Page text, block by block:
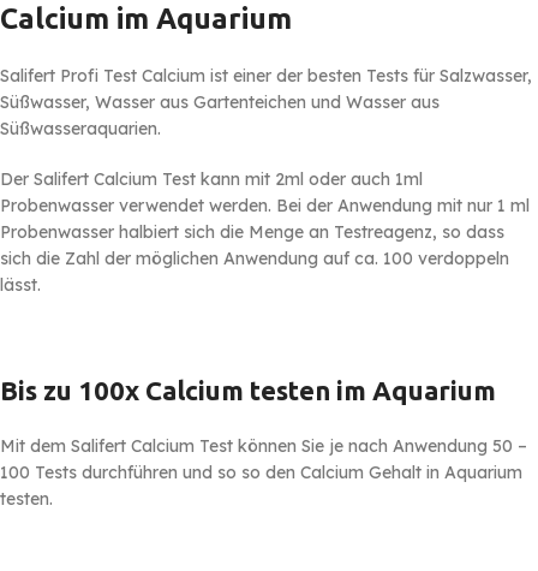
Calcium im Aquarium
Salifert Profi Test Calcium ist einer der besten Tests für Salzwasser,
Süßwasser, Wasser aus Gartenteichen und Wasser aus
Süßwasseraquarien.
Der Salifert Calcium Test kann mit 2ml oder auch 1ml
Probenwasser verwendet werden. Bei der Anwendung mit nur 1 ml
Probenwasser halbiert sich die Menge an Testreagenz, so dass
sich die Zahl der möglichen Anwendung auf ca. 100 verdoppeln
lässt.
Bis zu 100x Calcium testen im Aquarium
Mit dem Salifert Calcium Test können Sie je nach Anwendung 50 –
100 Tests durchführen und so so den Calcium Gehalt in Aquarium
testen.